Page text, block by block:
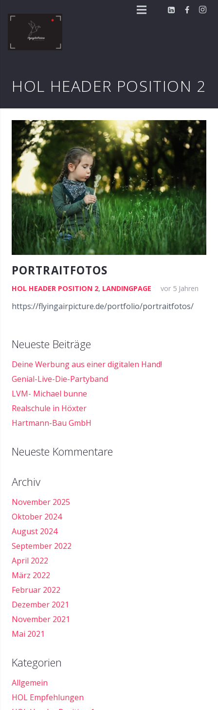
HOL HEADER POSITION 2
PORTRAITFOTOS
HOL HEADER POSITION 2, LANDINGPAGE vor 5 Jahren
https://flyingairpicture.de/portfolio/portraitfotos/
Neueste Beiträge
Deine Werbung aus einer digitalen Hand!
Genial-Live-Die-Partyband
LVM- Michael bunne
Realschule in Höxter
Hartmann-Bau GmbH
Neueste Kommentare
Archiv
November 2025
Oktober 2024
August 2024
September 2022
April 2022
März 2022
Februar 2022
Dezember 2021
November 2021
Mai 2021
Kategorien
Allgemein
HOL Empfehlungen